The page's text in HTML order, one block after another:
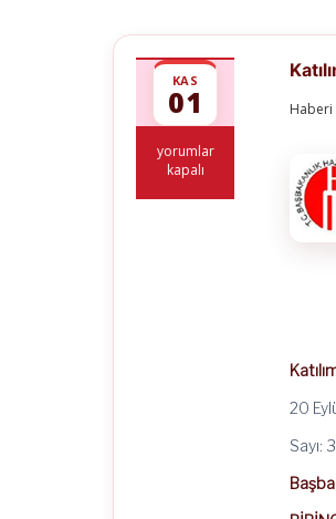
KAS
01
Katılım
Sigortacılığı
yorumlar
kapalı
Haberi
20
Sayı: